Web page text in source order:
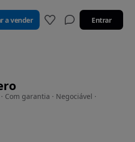
a vender Entrar
Com garantia · Negociável ·